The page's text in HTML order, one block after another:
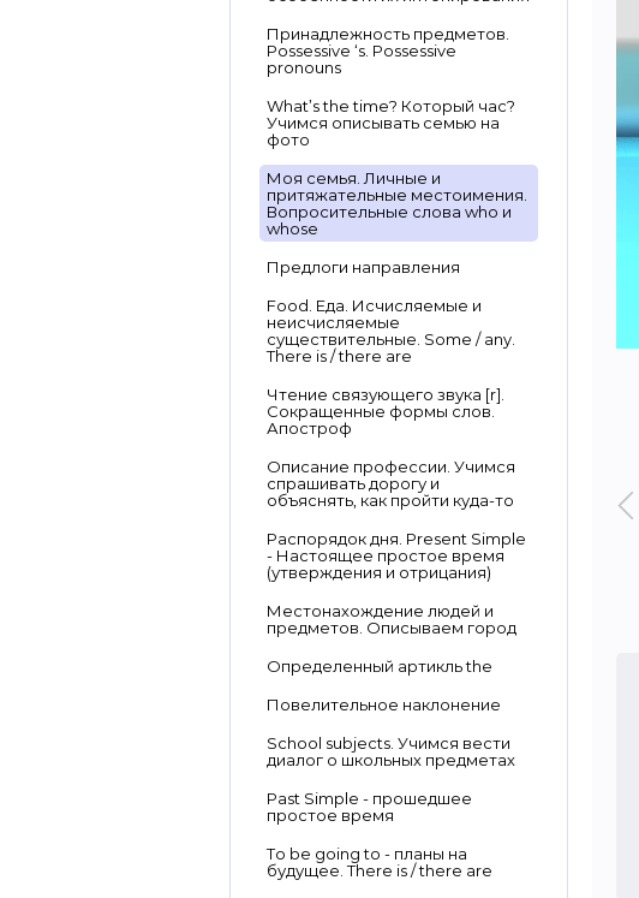
Принадлежность предметов.
Possessive ‘s. Possessive
pronouns
What’s the time? Который час?
Учимся описывать семью на
фото
Моя семья. Личные и
притяжательные местоимения.
Вопросительные слова who и
whose
Предлоги направления
Food. Еда. Исчисляемые и
неисчисляемые
существительные. Some / any.
There is / there are
Чтение связующего звука [r].
Сокращенные формы слов.
Апостроф
Описание профессии. Учимся
спрашивать дорогу и
объяснять, как пройти куда-то
Распорядок дня. Present Simple
- Настоящее простое время
(утверждения и отрицания)
Местонахождение людей и
предметов. Описываем город
Определенный артикль the
Повелительное наклонение
School subjects. Учимся вести
диалог о школьных предметах
Past Simple - прошедшее
простое время
To be going to - планы на
будущее. There is / there are